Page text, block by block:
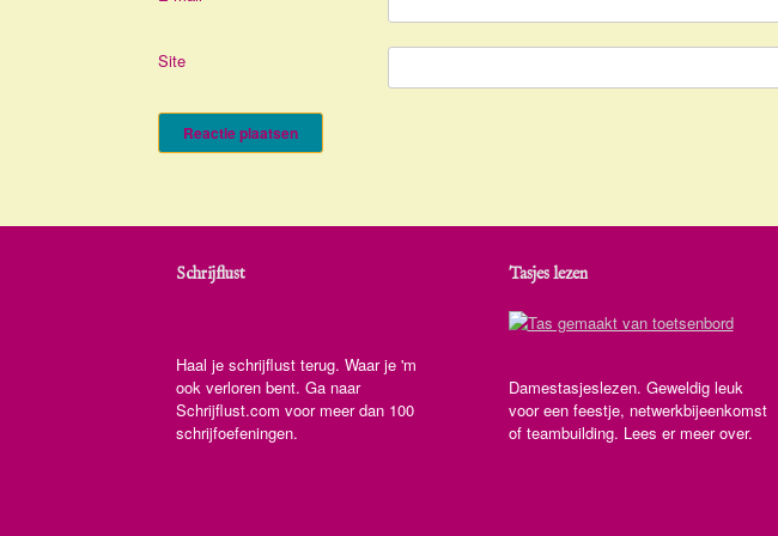
Site
Schrijflust
Haal je schrijflust terug. Waar je 'm
ook verloren bent. Ga naar
Schrijflust.com voor meer dan 100
schrijfoefeningen.
Tasjes lezen
Damestasjeslezen. Geweldig leuk
voor een feestje, netwerkbijeenkomst
of teambuilding. Lees er meer over.